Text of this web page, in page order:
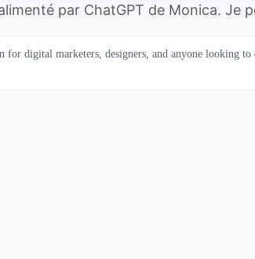
par ChatGPT de Monica.
for digital marketers, designers, and anyone looking to